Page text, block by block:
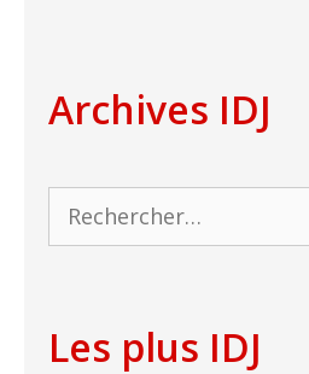
Archives IDJ
Rechercher :
Les plus IDJ